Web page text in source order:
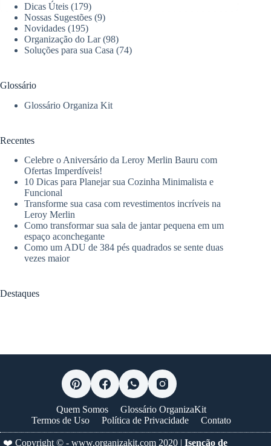
e
cultivar
echeveria:
dicas
e
Dicas Úteis (179)
Nossas Sugestões (9)
Novidades (195)
Organização do Lar(98)
Soluções para sua Casa (74)
Glossário
Glossário Organiza Kit
Recentes
Celebre o Aniversário da Leroy Merlin Bauru com
Ofertas Imperdíveis!
10 Dicas para Planejar sua Cozinha Minimalista e
Funcional
Transforme sua casa com revestimentos incríveis na
Leroy Merlin
Como transformar sua sala de jantar pequena em um
espaço aconchegante
Como um ADU de 384 pés quadrados se sente duas
vezes maior
Destaques
Quem Somos
Glossário OrganizaKit
Termos de Uso
Política de Privacidade Contato
❤️ Copyright © - www.organizakit.com 2020 | Isenção de